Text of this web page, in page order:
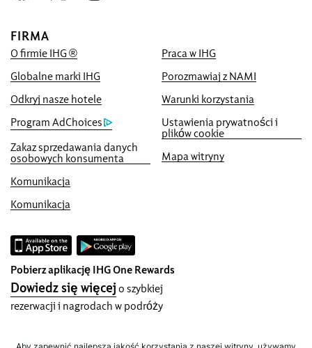
FIRMA
O firmie IHG ®
Praca w IHG
Globalne marki IHG
Porozmawiaj z NAMI
Odkryj nasze hotele
Warunki korzystania
Program AdChoices
Ustawienia prywatności i
plików cookie
Zakaz sprzedawania danych
osobowych konsumenta
Mapa witryny
Komunikacja
Komunikacja
Pobierz aplikację IHG One Rewards
Dowiedz się więcej o szybkiej
rezerwacji i nagrodach w podróży
Obiecujemy Ci najniższą dostępną cenę
online lub my dorównamy Ci i damy Ci
Rewards, do maksymalnej liczby 40,000-
punktów.
Gwarancja rezerwacji online
Gwarantujemy dostępność pokoju
Bez prowizji za rezerwację!
Nie pobieramy opłata za bezpośrednie
rezerwacje.
IHG poważnie podchodzi do Twojej
prywatności i robi wszystko, by chronić
Ciebie i Twoje dane. Wszystkie podane
dane osobowe są zaszyfrowane i
bezpiecznie.